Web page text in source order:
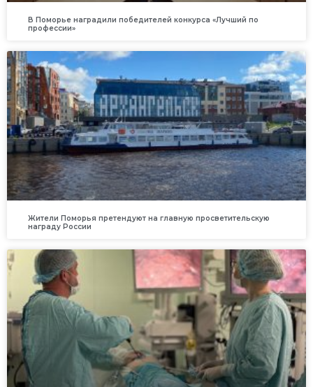
В Поморье наградили победителей конкурса «Лучший по
профессии»
Жители Поморья претендуют на главную просветительскую
награду России